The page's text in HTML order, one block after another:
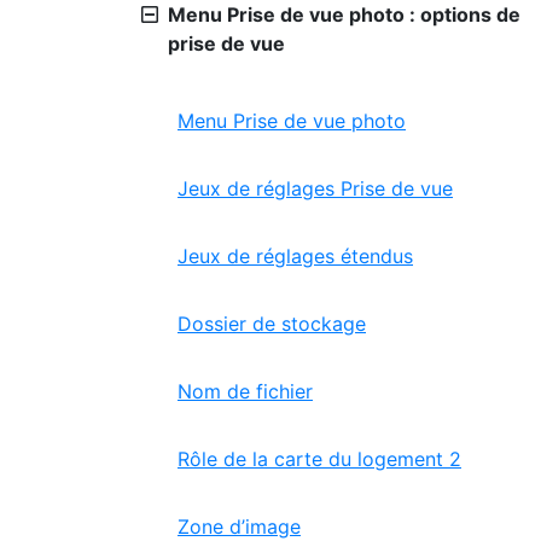
Menu Prise de vue photo : options de
prise de vue
Menu Prise de vue photo
Jeux de réglages Prise de vue
Jeux de réglages étendus
Dossier de stockage
Nom de fichier
Rôle de la carte du logement 2
Zone d’image